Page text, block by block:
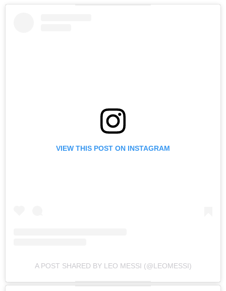
VIEW THIS POST ON INSTAGRAM
A POST SHARED BY LEO MESSI (@LEOMESSI)